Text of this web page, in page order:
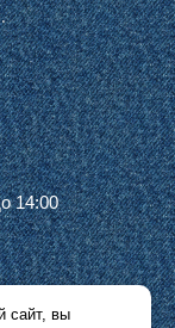
14:00
и
сайт, вы